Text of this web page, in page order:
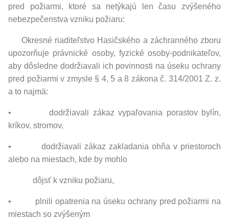
pred požiarmi, ktoré sa netýkajú len času zvýšeného
nebezpečenstva vzniku požiaru:
Okresné riaditeľstvo Hasičského a záchranného zboru
upozorňuje právnické osoby, fyzické osoby-podnikateľov,
aby dôsledne dodržiavali ich povinnosti na úseku ochrany
pred požiarmi v zmysle § 4, 5 a 8 zákona č. 314/2001 Z. z.
a to najmä:
• dodržiavali zákaz vypaľovania porastov bylín,
kríkov, stromov,
• dodržiavali zákaz zakladania ohňa v priestoroch
alebo na miestach, kde by mohlo
dôjsť k vzniku požiaru,
• plnili opatrenia na úseku ochrany pred požiarmi na
miestach so zvýšeným